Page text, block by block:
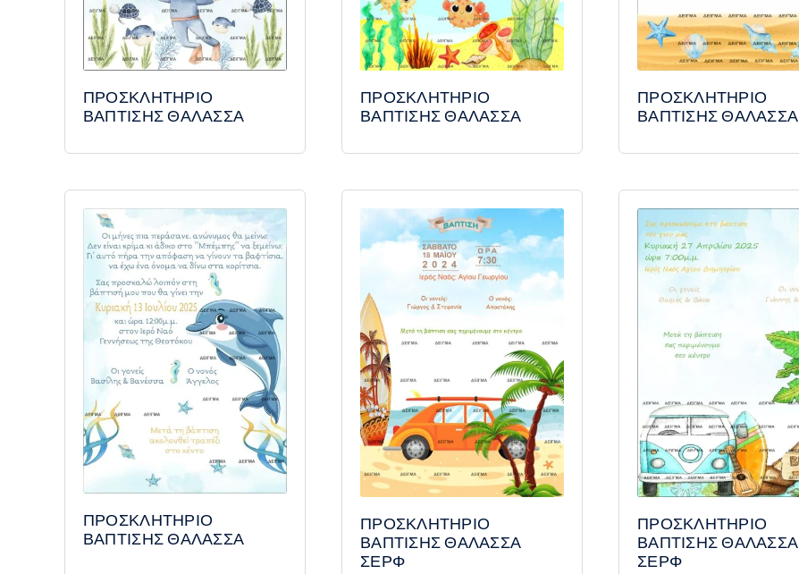
ΠΡΟΣΚΛΗΤΗΡΙΟ
ΒΑΠΤΙΣΗΣ ΘΑΛΑΣΣΑ
ΠΡΟΣΚΛΗΤΗΡΙΟ
ΒΑΠΤΙΣΗΣ ΘΑΛΑΣΣΑ
ΠΡΟΣΚΛΗΤΗΡΙΟ
ΒΑΠΤΙΣΗΣ ΘΑΛΑΣΣΑ
ΠΡΟΣΚΛΗΤΗΡΙΟ
ΒΑΠΤΙΣΗΣ ΘΑΛΑΣΣΑ
ΠΡΟΣΚΛΗΤΗΡΙΟ
ΒΑΠΤΙΣΗΣ ΘΑΛΑΣΣΑ
ΣΕΡΦ
ΠΡΟΣΚΛΗΤΗΡΙΟ
ΒΑΠΤΙΣΗΣ ΘΑΛΑΣΣΑ
ΣΕΡΦ